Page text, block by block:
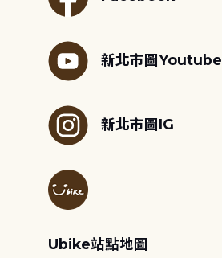
新北市圖Youtube
新北市圖IG
Ubike站點地圖